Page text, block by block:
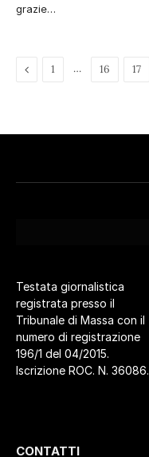
grazie…
Pagina
1 … 16 17
Testata giornalistica
registrata presso il
Tribunale di Massa con il
numero di registrazione
196/1 del 04/2015.
Iscrizione ROC. N. 36086.
CONTATTI